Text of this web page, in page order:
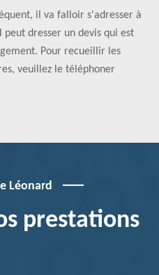
il va falloir s'adresser à
peut dresser un devis qui est
Pour recueillir les
veuillez le téléphoner
Léonard
prestations